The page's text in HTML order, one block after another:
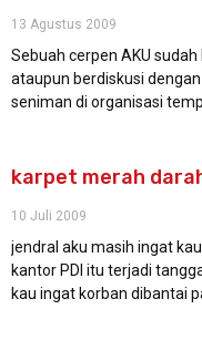
13 Agustus 2009
Sebuah cerpen AKU
ataupun berdiskusi
seniman di organisasi
karpet merah
10 Juli 2009
jendral aku masih ingat
kantor PDI itu terjadi
kau ingat korban dibantai